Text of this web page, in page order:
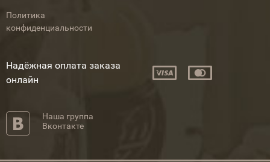
Политика
конфиденциальности
Надёжная оплата заказа
онлайн
Наша группа
Вконтакте